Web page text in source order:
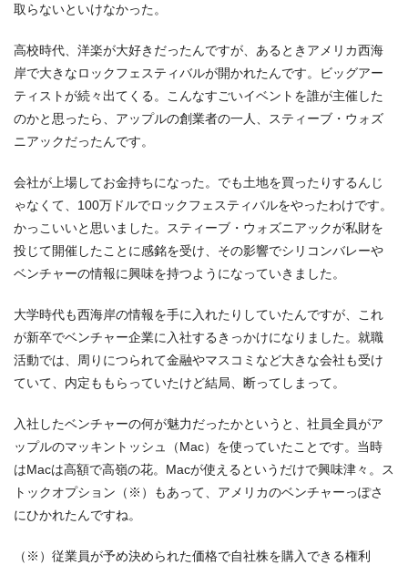
取らないといけなかった。
高校時代、洋楽が大好きだったんですが、あるときアメリカ西海
岸で大きなロックフェスティバルが開かれたんです。ビッグアー
ティストが続々出てくる。こんなすごいイベントを誰が主催した
のかと思ったら、アップルの創業者の一人、スティーブ・ウォズ
ニアックだったんです。
会社が上場してお金持ちになった。でも土地を買ったりするんじ
ゃなくて、100万ドルでロックフェスティバルをやったわけです。
かっこいいと思いました。スティーブ・ウォズニアックが私財を
投じて開催したことに感銘を受け、その影響でシリコンバレーや
ベンチャーの情報に興味を持つようになっていきました。
大学時代も西海岸の情報を手に入れたりしていたんですが、これ
が新卒でベンチャー企業に入社するきっかけになりました。就職
活動では、周りにつられて金融やマスコミなど大きな会社も受け
ていて、内定ももらっていたけど結局、断ってしまって。
入社したベンチャーの何が魅力だったかというと、社員全員がア
ップルのマッキントッシュ（Mac）を使っていたことです。当時
はMacは高額で高嶺の花。Macが使えるというだけで興味津々。ス
トックオプション（※）もあって、アメリカのベンチャーっぽさ
にひかれたんですね。
（※）従業員が予め決められた価格で自社株を購入できる権利